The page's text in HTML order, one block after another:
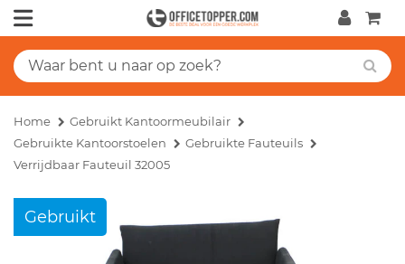
Home
Gebruikt Kantoormeubilair
Gebruikte Kantoorstoelen
Gebruikte Fauteuils
Verrijdbaar Fauteuil 32005
Gebruikt